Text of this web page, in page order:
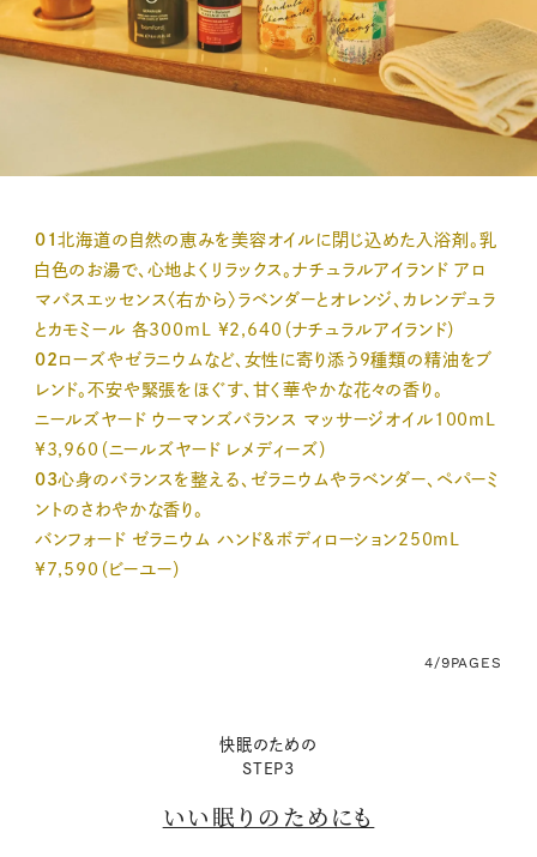
01北海道の自然の恵みを美容オイルに閉じ込めた入浴剤。乳
白色のお湯で、心地よくリラックス。ナチュラルアイランド アロ
マバスエッセンス〈右から〉ラベンダーとオレンジ、カレンデュラ
とカモミール 各300mL ¥2,640（ナチュラルアイランド）
02 ローズやゼラニウムなど、女性に寄り添う9種類の精油をブ
レンド。不安や緊張をほぐす、甘く華やかな花々の香り。
ニールズヤード ウーマンズバランス マッサージオイル100mL
¥3,960（ニールズヤード レメディーズ）
03心身のバランスを整える、ゼラニウムやラベンダー、ペパーミ
ントのさわやかな香り。
バンフォード ゼラニウム ハンド&ボディローション250mL
¥7,590（ビーユー）
4/9PAGES
快眠のための
STEP3
いい眠りのためにも